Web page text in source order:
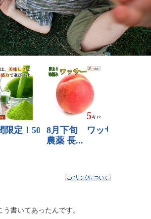
書いてあったんです。